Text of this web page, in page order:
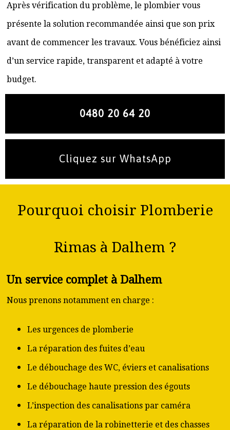
Après vérification du problème, le plombier vous
présente la solution recommandée ainsi que son prix
avant de commencer les travaux. Vous bénéficiez ainsi
d’un service rapide, transparent et adapté à votre
budget.
0480 20 64 20
Cliquez sur WhatsApp
Pourquoi choisir Plomberie
Rimas à Dalhem ?
Un service complet à Dalhem
Nous prenons notamment en charge :
Les urgences de plomberie
La réparation des fuites d’eau
Le débouchage des WC, éviers et canalisations
Le débouchage haute pression des égouts
L’inspection des canalisations par caméra
La réparation de la robinetterie et des chasses